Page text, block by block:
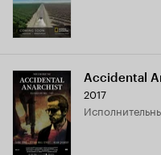
Accidental
2017